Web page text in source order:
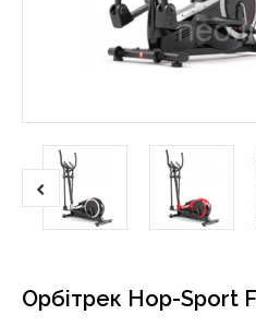
Орбітрек Hop-Sport